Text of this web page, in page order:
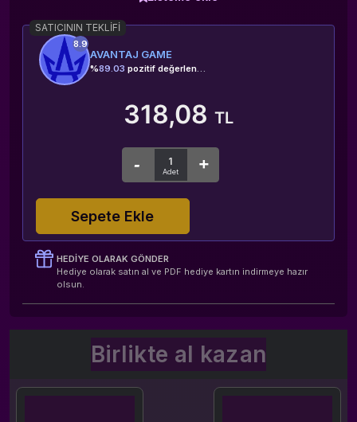
SATICININ TEKLIFI
8.9
AVANTAJ GAME
%89.03 pozitif değerlendirme
318,08 TL
Sepete Ekle
HEDIYE OLARAK GÖNDER
Hediye olarak satın al ve PDF hediye kartın indirmeye hazır
olsun.
Birlikte al kazan